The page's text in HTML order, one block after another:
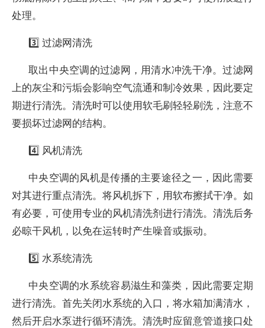
处理。
3️⃣ 过滤网清洗
取出中央空调的过滤网，用清水冲洗干净。过滤网
上的灰尘和污垢会影响空气流通和制冷效果，因此要定
期进行清洗。清洗时可以使用软毛刷轻轻刷洗，注意不
要损坏过滤网的结构。
4️⃣ 风机清洗
中央空调的风机是传播的主要途径之一，因此需要
对其进行重点清洗。将风机拆下，用软布擦拭干净。如
有必要，可使用专业的风机清洗剂进行清洗。清洗后务
必晾干风机，以免在运转时产生噪音或振动。
5️⃣ 水系统清洗
中央空调的水系统容易滋生和藻类，因此需要定期
进行清洗。首先关闭水系统的入口，将水箱加满清水，
然后开启水泵进行循环清洗。清洗时应留意管道接口处